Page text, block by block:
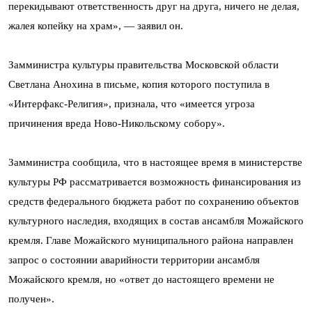
перекидывают ответственность друг на друга, ничего не делая,
жалея копейку на храм», — заявил он.
Замминистра культуры правительства Московской области
Светлана Анохина в письме, копия которого поступила в
«Интерфакс-Религия», признала, что «имеется угроза
причинения вреда Ново-Никольскому собору».
Замминистра сообщила, что в настоящее время в министерстве
культуры РФ рассматривается возможность финансирования из
средств федерального бюджета работ по сохранению объектов
культурного наследия, входящих в состав ансамбля Можайского
кремля. Главе Можайского муниципального района направлен
запрос о состоянии аварийности территории ансамбля
Можайского кремля, но «ответ до настоящего времени не
получен».